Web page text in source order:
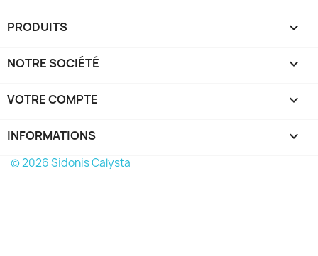
PRODUITS 
NOTRE SOCIÉTÉ 
VOTRE COMPTE 
INFORMATIONS keyboard_arrow_down
© 2026 Sidonis Calysta